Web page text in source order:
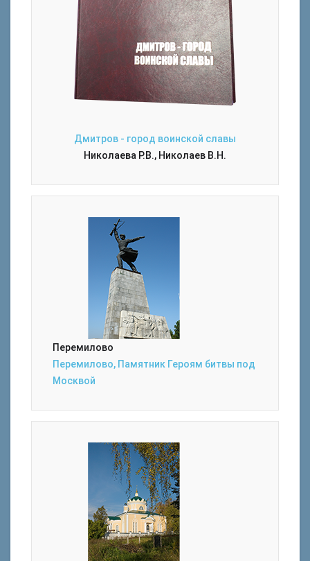
Дмитров - город воинской славы
Николаева Р.В., Николаев В.Н.
Перемилово
Перемилово, Памятник Героям битвы под
Москвой